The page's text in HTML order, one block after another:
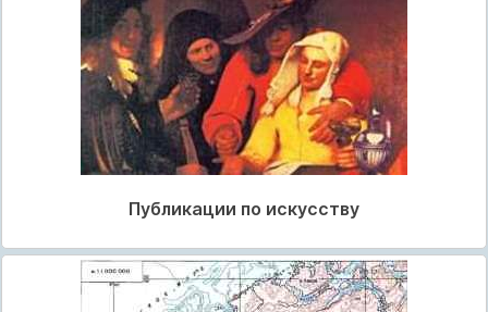
Публикации по искусству